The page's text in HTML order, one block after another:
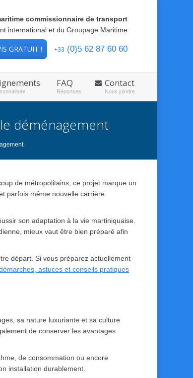
commissionnaire de transport
international et du Groupage Maritime
GRATUIT ! +33 (0)5 62 87 60 60
FAQ
Réponses
Contact
Nous joindre
déménagement
de métropolitains, ce projet marque un
parfois même nouvelle carrière
son adaptation à la vie martiniquaise.
mieux vaut être bien préparé afin
départ. Si vous préparez actuellement
astuces et conseils pratiques
sa nature luxuriante et sa culture
de conserver les avantages
de consommation ou encore
installation durablement.